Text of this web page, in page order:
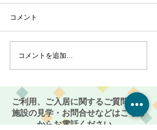
『クリスマスイベント開
催』!!～サービス付き高齢
国富～
コメント
コメントを追加…
ご利用、ご入居に関するご質問や、
施設の見学・お問合せなどはこちら
からお電話ください。